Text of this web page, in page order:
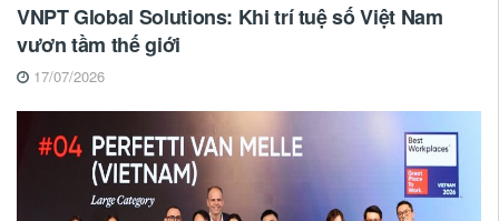
VNPT Global Solutions: Khi trí tuệ số Việt Nam
vươn tầm thế giới
17/07/2026